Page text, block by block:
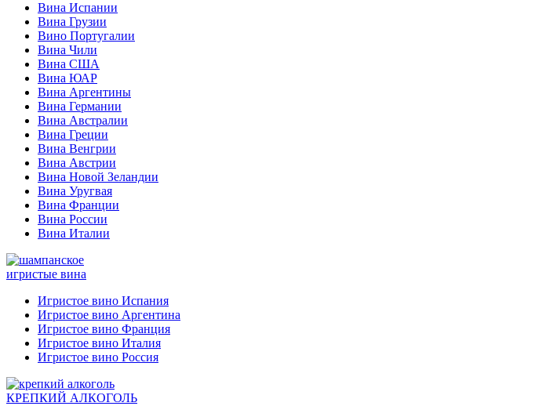
Вина Испании
Вина Грузии
Вино Португалии
Вина Чили
Вина США
Вина ЮАР
Вина Аргентины
Вина Германии
Вина Австралии
Вина Греции
Вина Венгрии
Вина Австрии
Вина Новой Зеландии
Вина Уругвая
Вина Франции
Вина России
Вина Италии
игристые вина
Игристое вино Испания
Игристое вино Аргентина
Игристое вино Франция
Игристое вино Италия
Игристое вино Россия
КРЕПКИЙ АЛКОГОЛЬ